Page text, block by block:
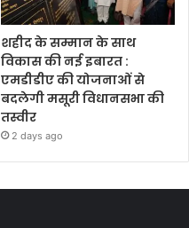
शहीद के सम्मान के साथ
विकास की नई इबारत :
एमडीडीए की योजनाओं से
बदलेगी मसूरी विधानसभा की
तस्वीर
2 days ago